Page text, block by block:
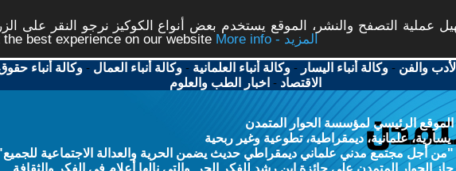
عملية التصفح والنشر، الموقع يستخدم بعض أنواع الكوكيز نرجو النقر على
best experience on our website
More info - المزيد
والفن -وكالة أنباء اليسار -وكالة أنباء العلمانية -وكالة أنباء العمال -وكالة أنباء
الاقتصاد - اخبار الطب والعلوم
الموقع الرئيسي لمؤسسة الحوار المتمدن
يسارية، علمانية، ديمقراطية، تطوعية وغير ربحية
"من أجل مجتمع مدني علماني ديمقراطي حديث يضمن الحرية والعدالة الاجتماعية للجميع
حاز الحوار المتمدن على جائزة ابن رشد للفكر الحر والتى نالها أعلام في الفكر والثقافة